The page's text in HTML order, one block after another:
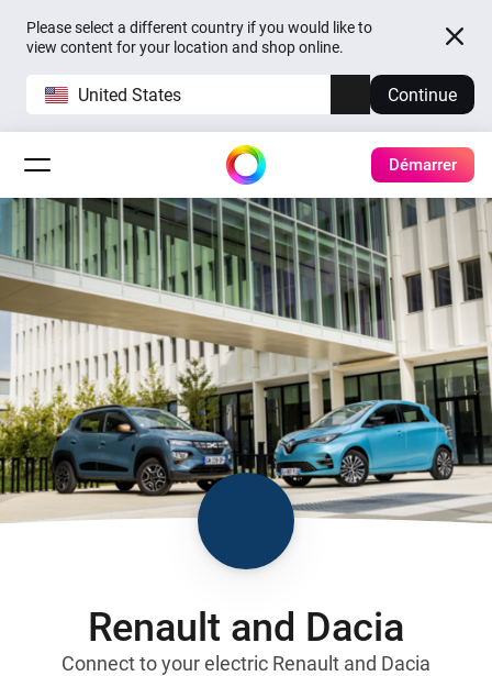
Please select a different country if you would like to
view content for your location and shop online.
United States Continue
Démarrer
Renault and Dacia
Connect to your electric Renault and Dacia